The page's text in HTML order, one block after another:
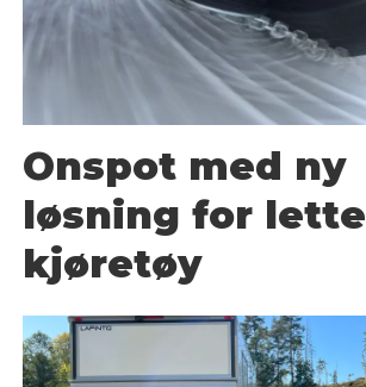
Onspot med ny
løsning for lette
kjøretøy